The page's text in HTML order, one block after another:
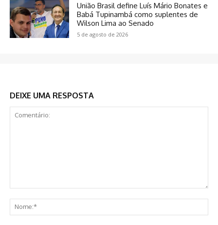
União Brasil define Luís Mário Bonates e
Babá Tupinambá como suplentes de
Wilson Lima ao Senado
5 de agosto de 2026
DEIXE UMA RESPOSTA